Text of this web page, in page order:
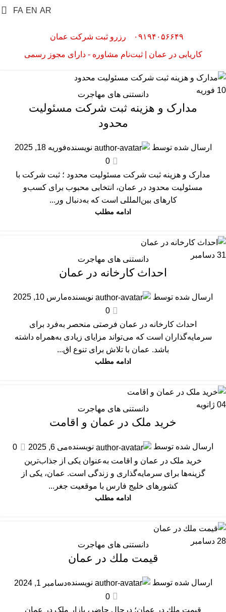
AR
EN
FA
۰۹۱۹۴۰۵۶۶۴۹ رزرو ثبت شرکت عمان
کاریابی در عمان | ثبت‌نام مشاوره - دارای مجوز رسمی
10 فوریه دانستنی های مهاجرت
مدارک و هزینه ثبت شرکت مسئولیت
محدود
ارسال شده توسط نویسندهفوریه 18, 2025
0
مدارک و هزینه ثبت شرکت مسئولیت محدود ؛ ثبت شرکت با
مسئولیت محدود در عمان، انتخابی محبوب برای کسب‌و
کارهای بین‌المللی است که به‌دنبال ور...
ادامه مطلب
31 دسامبر دانستنی های مهاجرت
احداث کارخانه در عمان
ارسال شده توسط نویسندهمارس 10, 2025
0
احداث کارخانه در عمان فرصتی منحصر به‌فرد برای
سرمایه‌گذاران است که می‌تواند مزایای زیادی به‌همراه داشته
باشد. عمان با تلاش برای تنوع اق...
ادامه مطلب
04 ژانویه دانستنی های مهاجرت
خرید ملک در عمان و اقامت
ارسال شده توسط نویسندهمی 6, 2025
0
خرید ملک در عمان و اقامت به‌عنوان یکی از جذاب‌ترین
گزینه‌ها برای سرمایه‌گذاری و زندگی است. عمان، یکی از
کشورهای خلیج فارس با موقعیت جغر...
ادامه مطلب
28 دسامبر دانستنی های مهاجرت
قیمت ملك در عمان
ارسال شده توسط نویسندهدسامبر 1, 2024
0
قیمت ملك در عمان؛ درحال حاضر، بازار ملک در عمان